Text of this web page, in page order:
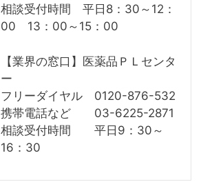
相談受付時間 平日8：30～12：
00 13：00～15：00
【業界の窓口】医薬品ＰＬセンタ
ー
フリーダイヤル 0120-876-532
携帯電話など 03-6225-2871
相談受付時間 平日9：30～
16：30